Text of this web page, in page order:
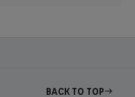
Back to top